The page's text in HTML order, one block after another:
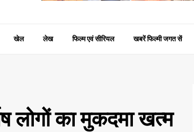
खेल लेख फिल्म एवं सीरियल खबरें फिल्मी जगत सें
लोगों का मुकदमा खत्म